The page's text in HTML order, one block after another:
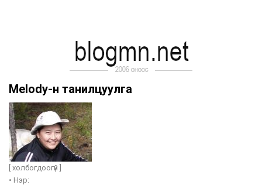
Melody-н танилцуулга
[ холбогдоогүй ]
• Нэр: